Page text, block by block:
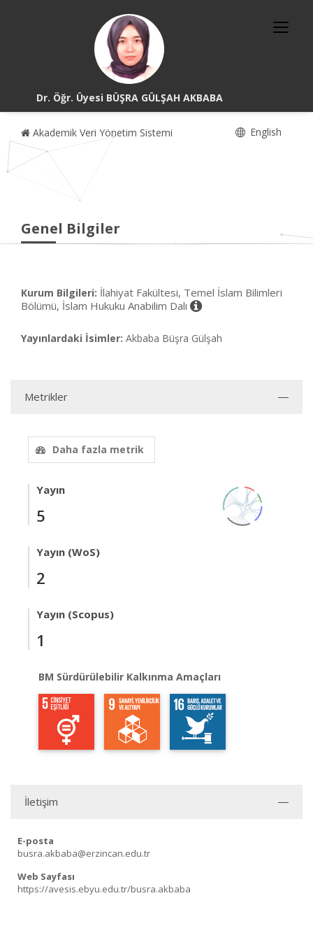
Dr. Öğr. Üyesi BÜŞRA GÜLŞAH AKBABA
Akademik Veri Yönetim Sistemi English
Genel Bilgiler
Kurum Bilgileri: İlahiyat Fakültesi, Temel İslam Bilimleri
Bölümü, İslam Hukuku Anabilim Dalı
Yayınlardaki İsimler: Akbaba Büşra Gülşah
Metrikler
Daha fazla metrik
Yayın
5
Yayın (WoS)
2
Yayın (Scopus)
1
BM Sürdürülebilir Kalkınma Amaçları
İletişim
E-posta
busra.akbaba@erzincan.edu.tr
Web Sayfası
https://avesis.ebyu.edu.tr/busra.akbaba